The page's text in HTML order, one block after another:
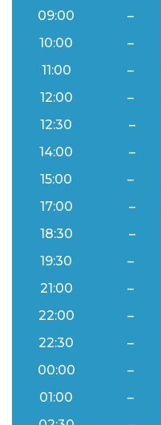
09:00
–
10:00
–
11:00
–
12:00
–
12:30
–
14:00
–
15:00
–
17:00
–
18:30
–
19:30
–
21:00
–
22:00
–
22:30
–
00:00
–
01:00
–